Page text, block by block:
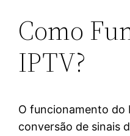
Como
IPTV?
O funcionamento do
conversão de sinais